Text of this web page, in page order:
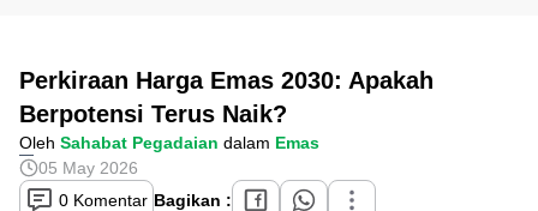
Perkiraan Harga Emas 2030: Apakah
Berpotensi Terus Naik?
Oleh Sahabat Pegadaian dalam Emas
05 May 2026
0 Komentar Bagikan :